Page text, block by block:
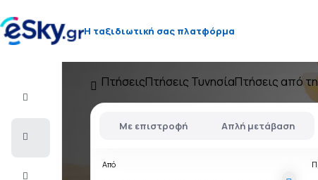
Η ταξιδιωτική σας πλατφόρμα
ΠτήσειςΠτήσεις ΤυνησίαΠτήσεις από
Με επιστροφή Απλή μετάβαση
Από